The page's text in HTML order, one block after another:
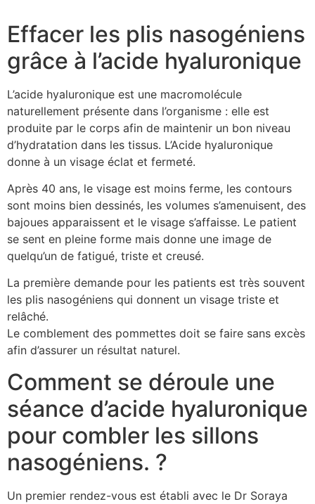
Effacer les plis nasogéniens
grâce à l’acide hyaluronique
L’acide hyaluronique est une macromolécule
naturellement présente dans l’organisme : elle est
produite par le corps afin de maintenir un bon niveau
d’hydratation dans les tissus. L’Acide hyaluronique
donne à un visage éclat et fermeté.
Après 40 ans, le visage est moins ferme, les contours
sont moins bien dessinés, les volumes s’amenuisent, des
bajoues apparaissent et le visage s’affaisse. Le patient
se sent en pleine forme mais donne une image de
quelqu’un de fatigué, triste et creusé.
La première demande pour les patients est très souvent
les plis nasogéniens qui donnent un visage triste et
relâché.
Le comblement des pommettes doit se faire sans excès
afin d’assurer un résultat naturel.
Comment se déroule une
séance d’acide hyaluronique
pour combler les sillons
nasogéniens. ?
Un premier rendez-vous est établi avec le Dr Soraya